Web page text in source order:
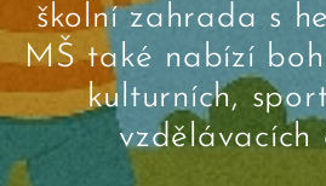
školní zahrada s
MŠ také nabízí
kulturních,
vzdělávacích